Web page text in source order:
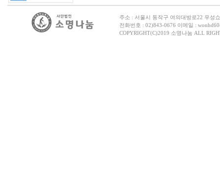
주소 : 서울시 동작구 여의대방로22 우성
전화번호 : 02)843-0676 이메일 :
COPYRIGHT(C)2019 소명나눔 ALL